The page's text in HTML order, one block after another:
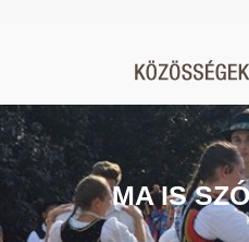
MA IS